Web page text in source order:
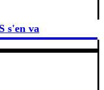
s'en va